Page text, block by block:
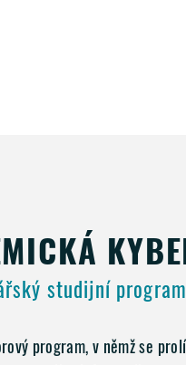
studijní
program, v němž se